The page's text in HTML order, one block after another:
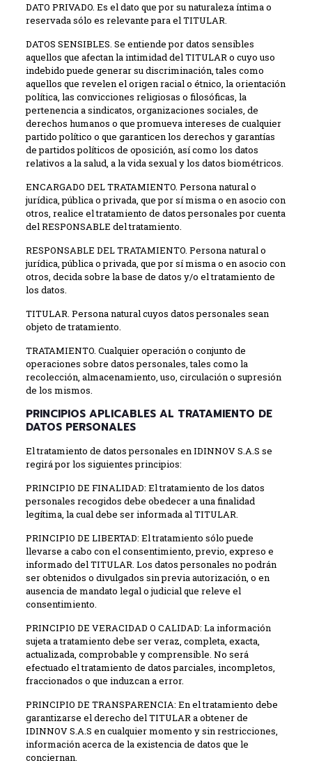
DATO PRIVADO. Es el dato que por su naturaleza íntima o
reservada sólo es relevante para el TITULAR.
DATOS SENSIBLES. Se entiende por datos sensibles
aquellos que afectan la intimidad del TITULAR o cuyo uso
indebido puede generar su discriminación, tales como
aquellos que revelen el origen racial o étnico, la orientación
política, las convicciones religiosas o filosóficas, la
pertenencia a sindicatos, organizaciones sociales, de
derechos humanos o que promueva intereses de cualquier
partido político o que garanticen los derechos y garantías
de partidos políticos de oposición, así como los datos
relativos a la salud, a la vida sexual y los datos biométricos.
ENCARGADO DEL TRATAMIENTO. Persona natural o
jurídica, pública o privada, que por sí misma o en asocio con
otros, realice el tratamiento de datos personales por cuenta
del RESPONSABLE del tratamiento.
RESPONSABLE DEL TRATAMIENTO. Persona natural o
jurídica, pública o privada, que por sí misma o en asocio con
otros, decida sobre la base de datos y/o el tratamiento de
los datos.
TITULAR. Persona natural cuyos datos personales sean
objeto de tratamiento.
TRATAMIENTO. Cualquier operación o conjunto de
operaciones sobre datos personales, tales como la
recolección, almacenamiento, uso, circulación o supresión
de los mismos.
PRINCIPIOS APLICABLES AL TRATAMIENTO DE
DATOS PERSONALES
El tratamiento de datos personales en IDINNOV S.A.S se
regirá por los siguientes principios:
PRINCIPIO DE FINALIDAD: El tratamiento de los datos
personales recogidos debe obedecer a una finalidad
legítima, la cual debe ser informada al TITULAR.
PRINCIPIO DE LIBERTAD: El tratamiento sólo puede
llevarse a cabo con el consentimiento, previo, expreso e
informado del TITULAR. Los datos personales no podrán
ser obtenidos o divulgados sin previa autorización, o en
ausencia de mandato legal o judicial que releve el
consentimiento.
PRINCIPIO DE VERACIDAD O CALIDAD: La información
sujeta a tratamiento debe ser veraz, completa, exacta,
actualizada, comprobable y comprensible. No será
efectuado el tratamiento de datos parciales, incompletos,
fraccionados o que induzcan a error.
PRINCIPIO DE TRANSPARENCIA: En el tratamiento debe
garantizarse el derecho del TITULAR a obtener de
IDINNOV S.A.S en cualquier momento y sin restricciones,
información acerca de la existencia de datos que le
conciernan.